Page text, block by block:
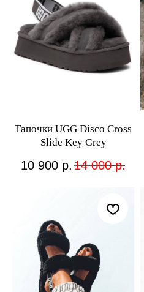
Тапочки UGG Disco Cross
Slide Key Grey
10 900 р. 14 000 р.